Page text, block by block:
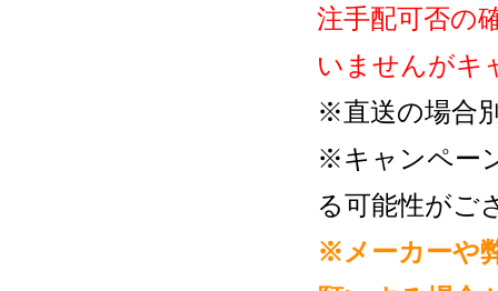
注手配可否の
いませんがキ
※直送の場合
※キャンペー
る可能性がご
※メーカーや